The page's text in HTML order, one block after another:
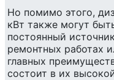
Но помимо этого,
кВт также могут
постоянный
ремонтных работах
главных
состоит в их